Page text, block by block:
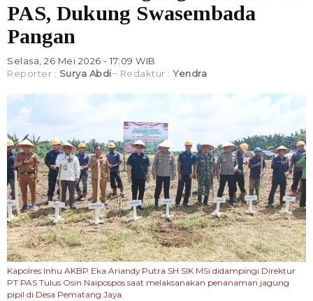
PAS, Dukung Swasembada
Pangan
Selasa, 26 Mei 2026 - 17:09 WIB
Reporter : Surya Abdi Redaktur : Yendra
Kapolres Inhu AKBP Eka Ariandy Putra SH SIK MSi didampingi Direktur
PT PAS Tulus Osin Naipospos saat melaksanakan penanaman jagung
pipil di Desa Pematang Jaya.